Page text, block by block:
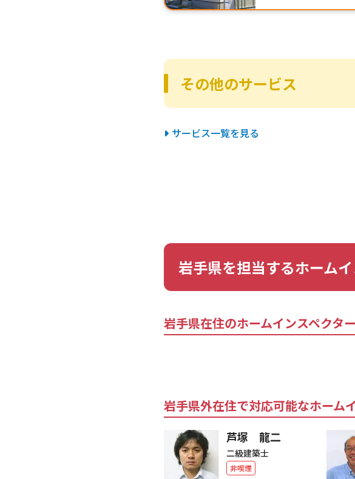
その他のサービス
サービス一覧を見る
岩手県を担当するホーム
岩手県在住のホームインスペクター
岩手県外在住で対応可能なホーム
芦塚 龍二
二級建築士
非喫煙